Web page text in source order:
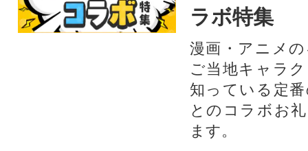
ラボ特集
漫画・アニメ
ご当地キャラ
知っている定
とのコラボお
ます。​